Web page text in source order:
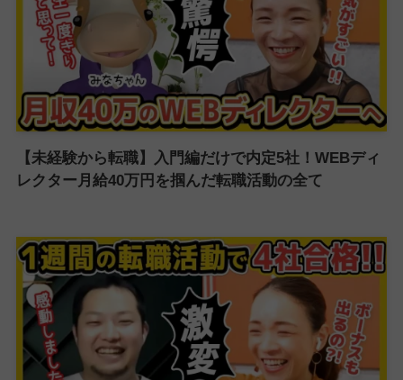
【未経験から転職】入門編だけで内定5社！WEBディ
レクター月給40万円を掴んだ転職活動の全て